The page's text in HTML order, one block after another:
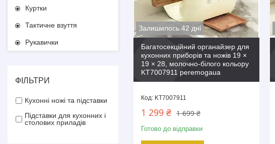
Залишилось 42 дні
Багатосекційний органайзер для
кухонних приборів та ножів 19 ×
19 × 28, молочно-білого кольору
KT7007911 peremogaua
KT7007911
1 699 ₴
1 299 ₴
Готово до відправки
Куртки
Тактичне взуття
Рукавички
ФІЛЬТРИ
Кухонні ножі та підставки
Підставки для кухонних і
столових приладів